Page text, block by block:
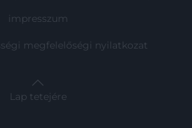
impresszum
megfelelőségi nyilatkozat
Lap tetejére